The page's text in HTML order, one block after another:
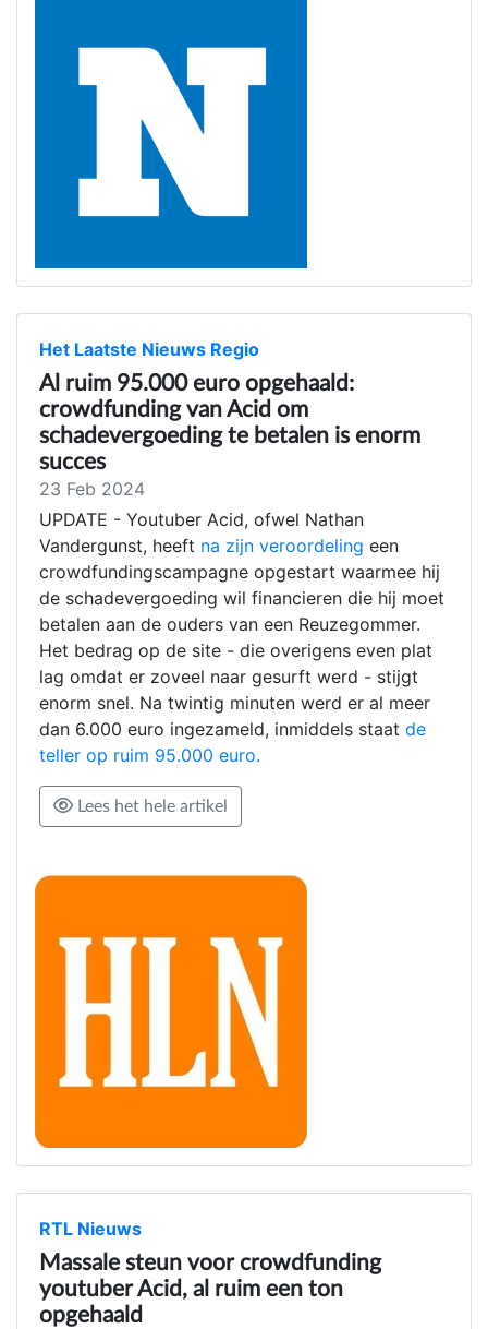
Het Laatste Nieuws Regio
Al ruim 95.000 euro opgehaald:
crowdfunding van Acid om
schadevergoeding te betalen is enorm
succes
23 Feb 2024
UPDATE - Youtuber Acid, ofwel Nathan
Vandergunst, heeft na zijn veroordeling een
crowdfundingscampagne opgestart waarmee hij
de schadevergoeding wil financieren die hij moet
betalen aan de ouders van een Reuzegommer.
Het bedrag op de site - die overigens even plat
lag omdat er zoveel naar gesurft werd - stijgt
enorm snel. Na twintig minuten werd er al meer
dan 6.000 euro ingezameld, inmiddels staat de
teller op ruim 95.000 euro.
Lees het hele artikel
RTL Nieuws
Massale steun voor crowdfunding
youtuber Acid, al ruim een ton
opgehaald